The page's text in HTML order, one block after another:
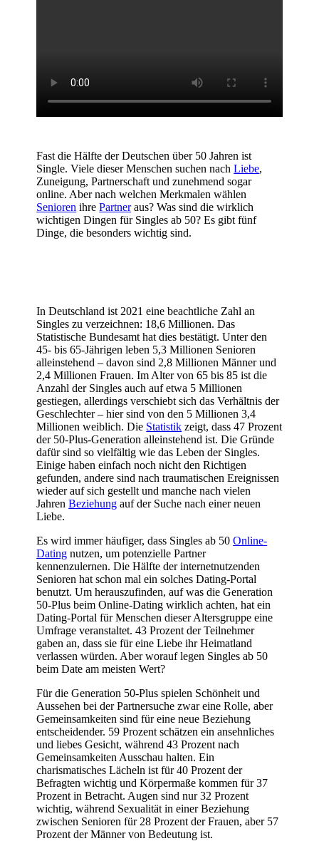
Fast die Hälfte der Deutschen über 50 Jahren ist
Single. Viele dieser Menschen suchen nachLiebe,
Zuneigung, Partnerschaft und zunehmend sogar
online. Aber nach welchen Merkmalen wählen
Senioren ihrePartneraus? Was sind die wirklich
wichtigen Dingen für Singles ab 50? Es gibt fünf
Dinge, die besonders wichtig sind.
In Deutschland ist 2021 eine beachtliche Zahl an
Singles zu verzeichnen: 18,6 Millionen. Das
Statistische Bundesamt hat dies bestätigt. Unter den
45- bis 65-Jährigen leben 5,3 Millionen Senioren
alleinstehend – davon sind 2,8 Millionen Männer und
2,4 Millionen Frauen. Im Alter von 65 bis 85 ist die
Anzahl der Singles auch auf etwa 5 Millionen
gestiegen, allerdings verschiebt sich das Verhältnis der
Geschlechter – hier sind von den 5 Millionen 3,4
Millionen weiblich. Die Statistik zeigt, dass 47 Prozent
der 50-Plus-Generation alleinstehend ist. Die Gründe
dafür sind so vielfältig wie das Leben der Singles.
Einige haben einfach noch nicht den Richtigen
gefunden, andere sind nach traumatischen Ereignissen
wieder auf sich gestellt und manche nach vielen
JahrenBeziehung auf der Suche nach einer neuen
Liebe.
Es wird immer häufiger, dass Singles ab 50Online-
Dating nutzen, um potenzielle Partner
kennenzulernen. Die Hälfte der internetnutzenden
Senioren hat schon mal ein solches Dating-Portal
benutzt. Um herauszufinden, auf was die Generation
50-Plus beim Online-Dating wirklich achten, hat ein
Dating-Portal für Menschen dieser Altersgruppe eine
Umfrage veranstaltet. 43 Prozent der Teilnehmer
gaben an, dass sie für eine Liebe ihr Heimatland
verlassen würden. Aber worauf legen Singles ab 50
beim Date am meisten Wert?
Für die Generation 50-Plus spielen Schönheit und
Aussehen bei der Partnersuche zwar eine Rolle, aber
Gemeinsamkeiten sind für eine neue Beziehung
entscheidender. 59 Prozent schätzen ein ansehnliches
und liebes Gesicht, während 43 Prozent nach
Gemeinsamkeiten Ausschau halten. Ein
charismatisches Lächeln ist für 40 Prozent der
Befragten wichtig und Körpermaße kommen für 37
Prozent in Betracht. Augen sind nur 32 Prozent
wichtig, während Sexualität in einer Beziehung
zwischen Senioren für 28 Prozent der Frauen, aber 57
Prozent der Männer von Bedeutung ist.